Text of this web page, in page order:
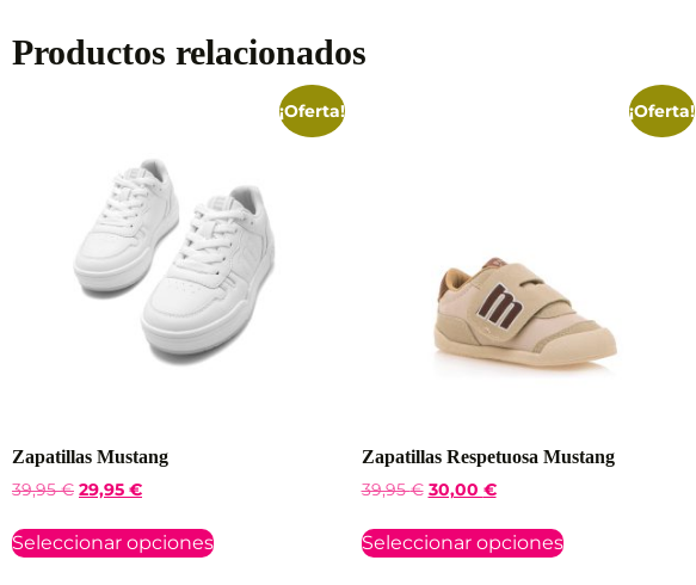
Productos relacionados
¡Oferta!
Zapatillas Mustang
39,95€ 29,95 €
Seleccionar opciones
¡Oferta!
Zapatillas Respetuosa Mustang
39,95€ 30,00 €
Seleccionar opciones